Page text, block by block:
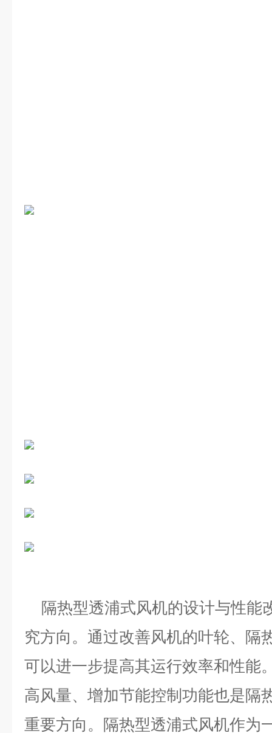
隔热型透浦式风机的设计与性能
究方向。通过改善风机的叶轮、隔
可以进一步提高其运行效率和性能
高风量、增加节能控制功能也是隔
重要方向。 隔热型透浦式风机作为